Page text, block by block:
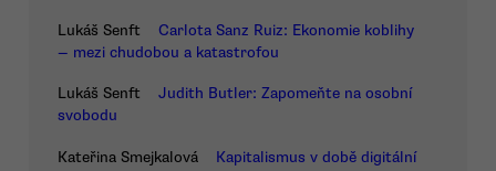
Lukáš Senft
Carlota Sanz Ruiz: Ekonomie koblihy
— mezi chudobou a katastrofou
Lukáš Senft
Judith Butler: Zapomeňte na osobní
svobodu
Kateřina Smejkalová Kapitalismus v době digitální